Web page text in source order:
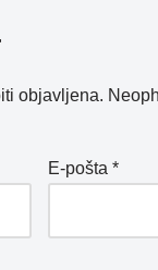
objavljena.
E-pošta*